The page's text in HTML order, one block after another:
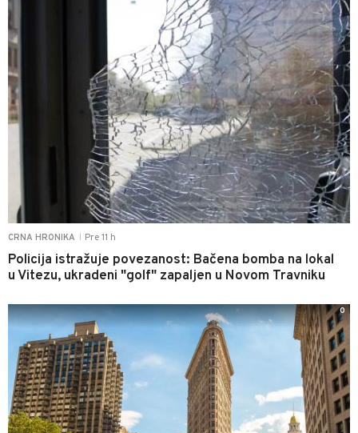
CRNA HRONIKA Pre 11 h
Policija istražuje povezanost: Bačena bomba na lokal
u Vitezu, ukradeni "golf" zapaljen u Novom Travniku
0